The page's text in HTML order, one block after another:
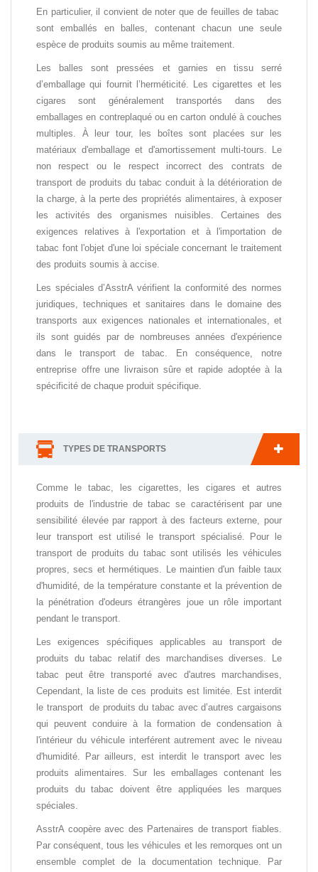
En particulier, il convient de noter que de feuilles de tabac
sont emballés en balles, contenant chacun une seule
espèce de produits soumis au même traitement.
Les balles sont pressées et garnies en tissu serré
d’emballage qui fournit l’herméticité. Les cigarettes et les
cigares sont généralement transportés dans des
emballages en contreplaqué ou en carton ondulé à couches
multiples. À leur tour, les boîtes sont placées sur les
matériaux d'emballage et d'amortissement multi-tours. Le
non respect ou le respect incorrect des contrats de
transport de produits du tabac conduit à la détérioration de
la charge, à la perte des propriétés alimentaires, à exposer
les activités des organismes nuisibles. Certaines des
exigences relatives à l'exportation et à l'importation de
tabac font l'objet d'une loi spéciale concernant le traitement
des produits soumis à accise.
Les spéciales d’AsstrA vérifient la conformité des normes
juridiques, techniques et sanitaires dans le domaine des
transports aux exigences nationales et internationales, et
ils sont guidés par de nombreuses années d'expérience
dans le transport de tabac. En conséquence, notre
entreprise offre une livraison sûre et rapide adoptée à la
spécificité de chaque produit spécifique.
TYPES DE TRANSPORTS
Comme le tabac, les cigarettes, les cigares et autres
produits de l'industrie de tabac se caractérisent par une
sensibilité élevée par rapport à des facteurs externe, pour
leur transport est utilisé le transport spécialisé. Pour le
transport de produits du tabac sont utilisés les véhicules
propres, secs et hermétiques. Le maintien d'un faible taux
d'humidité, de la température constante et la prévention de
la pénétration d'odeurs étrangères joue un rôle important
pendant le transport.
Les exigences spécifiques applicables au transport de
produits du tabac relatif des marchandises diverses. Le
tabac peut être transporté avec d'autres marchandises,
Cependant, la liste de ces produits est limitée. Est interdit
le transport de produits du tabac avec d’autres cargaisons
qui peuvent conduire à la formation de condensation à
l'intérieur du véhicule interférent autrement avec le niveau
d'humidité. Par ailleurs, est interdit le transport avec les
produits alimentaires. Sur les emballages contenant les
produits du tabac doivent être appliquées les marques
spéciales.
AsstrA coopère avec des Partenaires de transport fiables.
Par conséquent, tous les véhicules et les remorques ont un
ensemble complet de la documentation technique. Par